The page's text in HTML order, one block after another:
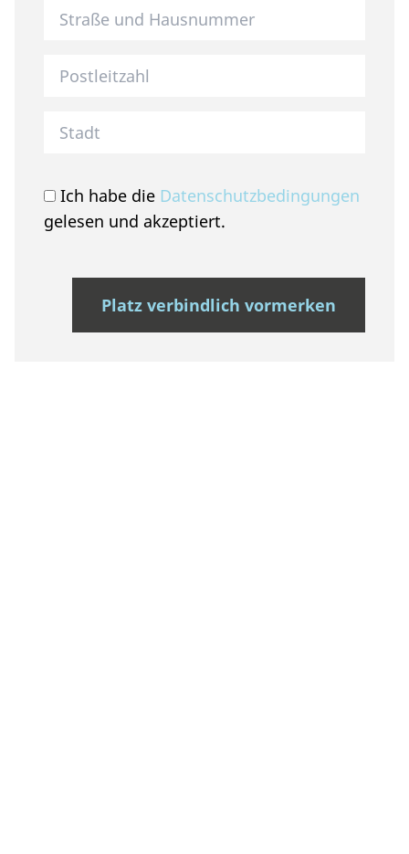
Stadt des Unternehmen
Ich habe die Datenschutzbedingungen
gelesen und akzeptiert.
Platz verbindlich vormerken